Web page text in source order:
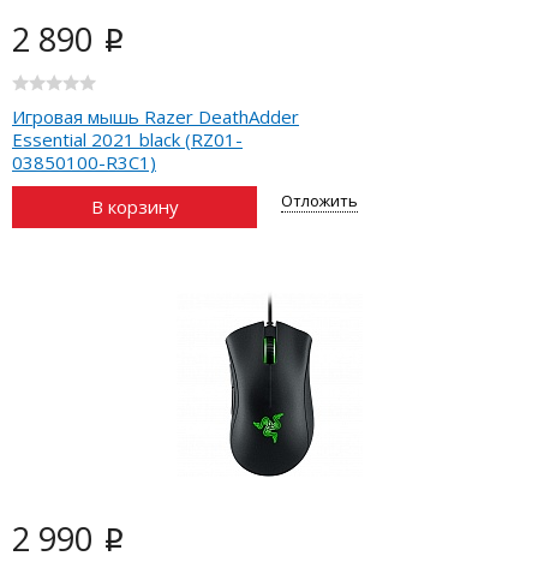
2 890 i
Игровая мышь Razer DeathAdder
Essential 2021 black (RZ01-
03850100-R3C1)
В корзину
Отложить
2 990 i